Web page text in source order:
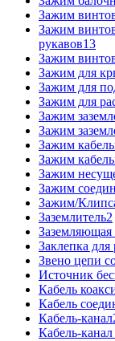
Зажим
Зажим
рукавов13
Зажим
Зажим для
Зажим для
Зажим для
Зажим
Зажим
Зажим
Зажим
Зажим
Зажим
Зажим/
Заземлитель2
Заземляющая
Заклепка для
Звено цепи
Источник
Кабель
Кабель
Кабель-канал
Кабель-